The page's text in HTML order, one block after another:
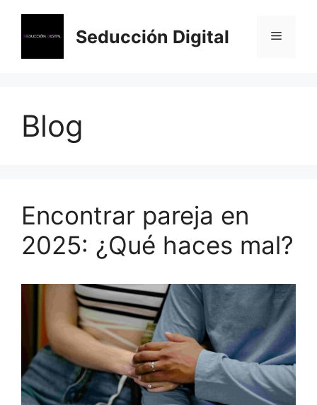
Seducción Digital Menú
Blog
Encontrar pareja en
2025: ¿Qué haces mal?